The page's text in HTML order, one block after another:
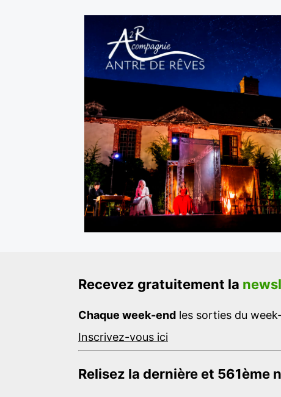
Recevez gratuitement la
Chaque week-end les sorties du
Inscrivez-vous ici
Relisez la dernière et 561ème